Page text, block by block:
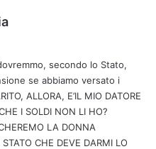
e
t
t
o
:
secondo lo Stato,
se abbiamo versato i
ALLORA, E’IL MIO DATORE
I SOLDI NON LI HO?
LA DONNA
STATO CHE DEVE DARMI LO